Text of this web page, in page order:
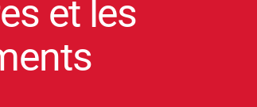
et les